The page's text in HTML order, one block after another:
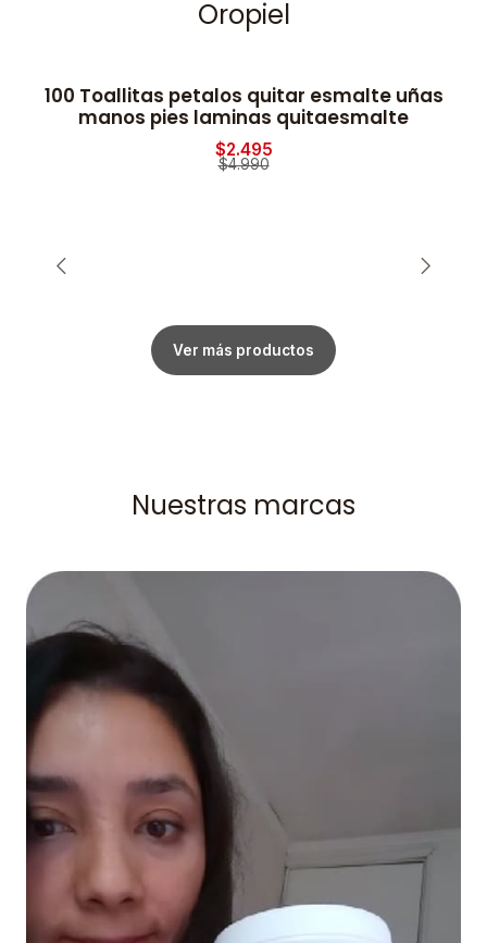
Oropiel
-50% OFF
100 Toallitas petalos quitar esmalte uñas
manos pies laminas quitaesmalte
$2.495
$4.990
Ver más productos
Nuestras marcas